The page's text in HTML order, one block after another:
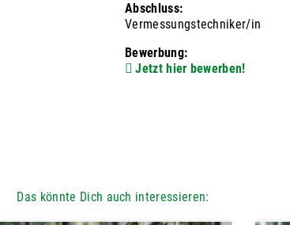
Abschluss:
Vermessungstechniker/in
Bewerbung:
Jetzt hier bewerben!
Das könnte Dich auch interessieren: